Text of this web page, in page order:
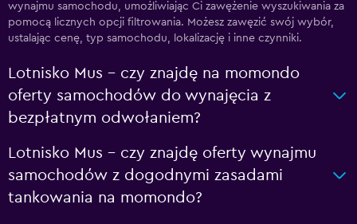
wynajmu samochodu, umożliwiając Ci zawężenie wyszukiwania za
pomocą licznych opcji filtrowania. Możesz zawęzić swój wybór,
ustalając cenę, typ samochodu, lokalizację i inne czynniki.
Lotnisko Mus – czy znajdę na momondo
oferty samochodów do wynajęcia z
bezpłatnym odwołaniem?
Lotnisko Mus – czy znajdę oferty wynajmu
samochodów z dogodnymi zasadami
tankowania na momondo?